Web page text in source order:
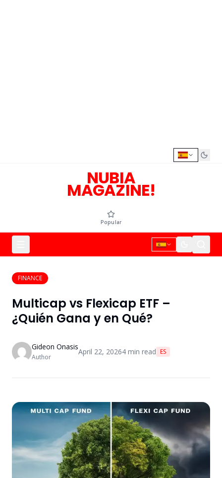
NUBIA
MAGAZINE!
Popular
FINANCE
Multicap vs Flexicap ETF –
¿Quién Gana y en Qué?
Gideon Onasis
Author
April 22, 20264 min read ES